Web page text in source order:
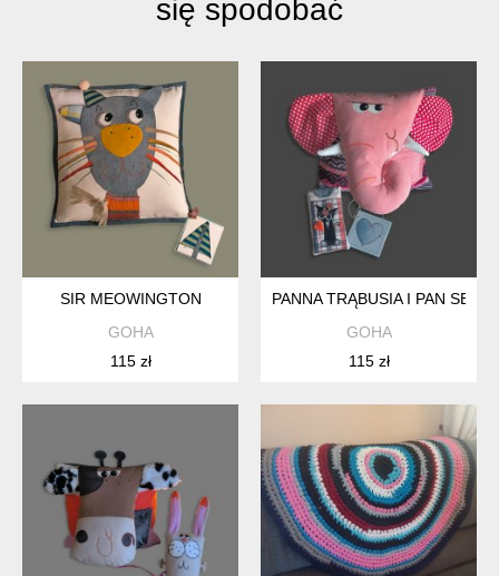
się spodobać
SIR MEOWINGTON
GOHA
115 zł
PANNA TRĄBUSIA I PAN
GOHA
115 zł